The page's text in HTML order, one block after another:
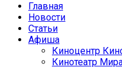
Главная
Новости
Статьи
Афиша
Киноцентр
Кинотеатр